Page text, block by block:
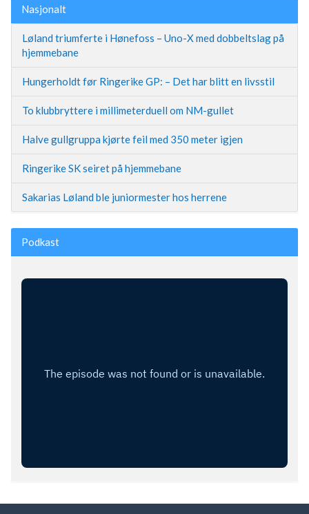
Nasjonalt
Løland triumferte i Hønefoss – Uno-X med dobbeltslag på
hjemmebane
Hungerholdt før Ringerike GP: – Det har blitt en livsstil
To klubbryttere i millimeterduell om NM-gullet
Halve gullgruppa kjørte feil med 350 meter igjen
Ringerike SK seiret på hjemmebane
Sakarias Løland ble juniormester hos herrene
Podkast